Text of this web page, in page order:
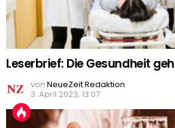
Leserbrief: Die Gesundheit
von NeueZeit Redaktion
3. April 2023, 13:07